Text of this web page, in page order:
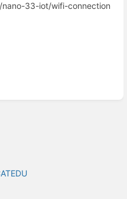
33-iot/wifi-connection